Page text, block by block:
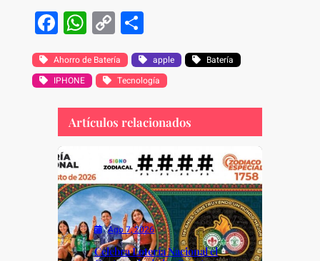
F
a
c
e
b
o
o
k
W
h
at
s
A
p
C
o
p
y
Li
n
k
S
h
ar
e
Ahorro de Batería apple
Batería
IPHONE
Tecnología
Artículos relacionados
Ago 7, 2026
Celebra Lotería Nacional el